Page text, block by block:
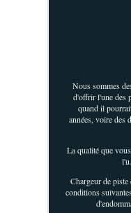
Nous sommes
d'offrir l'une des
quand il
années, voire des
La qualité que
Chargeur de
conditions